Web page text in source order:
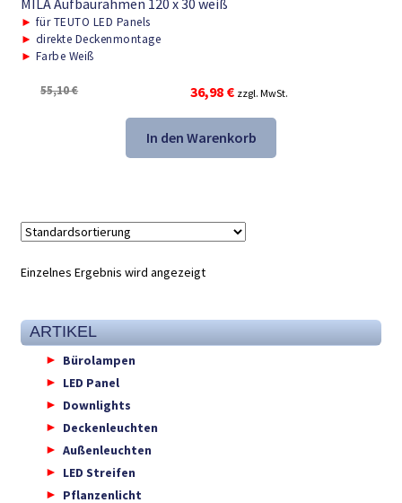
MILA Aufbaurahmen 120 x 30 weiß
► für TEUTO LED Panels
► direkte Deckenmontage
► Farbe Weiß
55,10€
Ursprünglicher
Preis
war:
55,10 €
36,98 €Aktueller
Preis
ist:
36,98 €.
zzgl. MwSt.
In den Warenkorb
Einzelnes Ergebnis wird angezeigt
ARTIKEL
Bürolampen
LED Panel
Downlights
Deckenleuchten
Außenleuchten
LED Streifen
Pflanzenlicht